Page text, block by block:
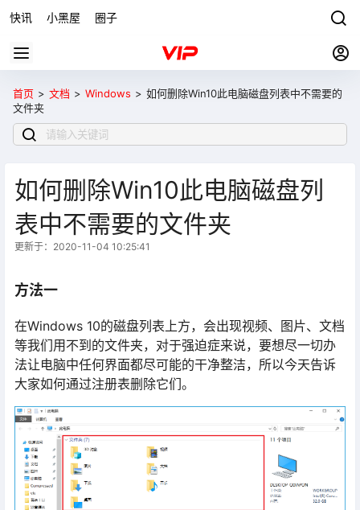
快讯 小黑屋 圈子
首页 > 文档 > Windows > 如何删除Win10此电脑磁盘列表中不需要的
文件夹
如何删除Win10此电脑磁盘列
表中不需要的文件夹
更新于：2020-11-04 10:25:41
方法一
在Windows 10的磁盘列表上方，会出现视频、图片、文档
等我们用不到的文件夹，对于强迫症来说，要想尽一切办
法让电脑中任何界面都尽可能的干净整洁，所以今天告诉
大家如何通过注册表删除它们。